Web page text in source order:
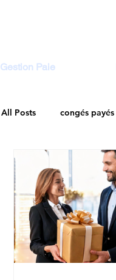
Gestion Paie
All Posts congés payés
Droit Social